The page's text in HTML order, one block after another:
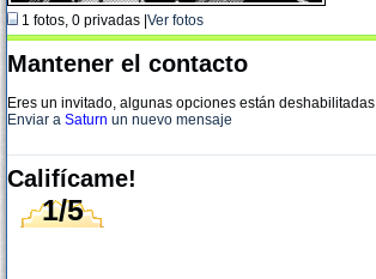
1 fotos, 0 privadas | Ver fotos
Mantener el contacto
Eres un invitado, algunas opciones están deshabilitadas
Enviar a Saturn un nuevo mensaje
Califícame!
1/5